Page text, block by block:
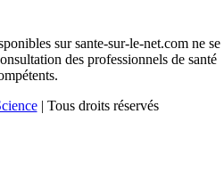
sur sante-sur-le-net.com ne se
des professionnels de santé
| Tous droits réservés